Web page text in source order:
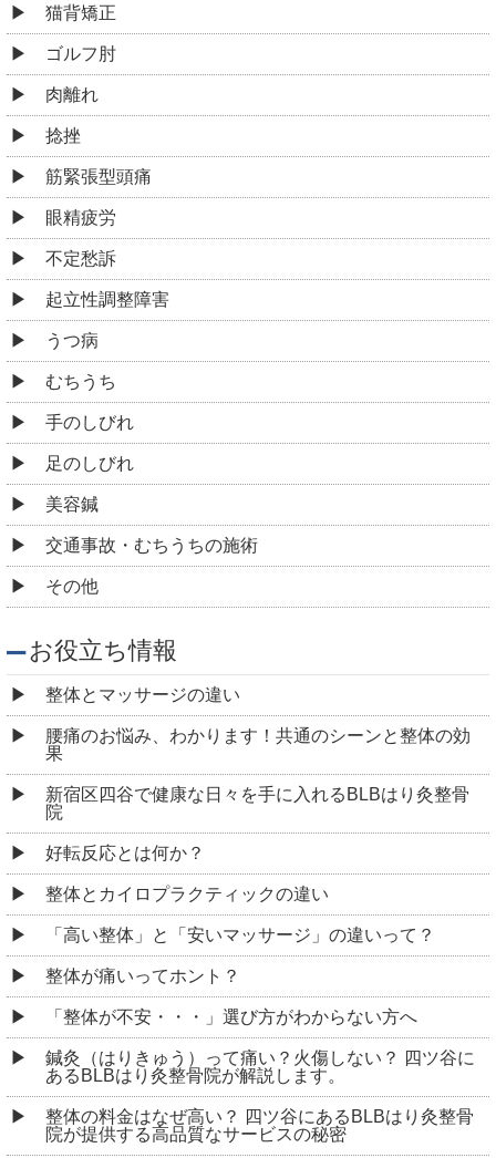
猫背矯正
ゴルフ肘
肉離れ
捻挫
筋緊張型頭痛
眼精疲労
不定愁訴
起立性調整障害
うつ病
むちうち
手のしびれ
足のしびれ
美容鍼
交通事故・むちうちの施術
その他
お役立ち情報
整体とマッサージの違い
腰痛のお悩み、わかります！共通のシーンと整体の効
果
新宿区四谷で健康な日々を手に入れるBLBはり灸整骨
院
好転反応とは何か？
整体とカイロプラクティックの違い
「高い整体」と「安いマッサージ」の違いって？
整体が痛いってホント？
「整体が不安・・・」選び方がわからない方へ
鍼灸（はりきゅう）って痛い？火傷しない？ 四ツ谷に
あるBLBはり灸整骨院が解説します。
整体の料金はなぜ高い？ 四ツ谷にあるBLBはり灸整骨
院が提供する高品質なサービスの秘密